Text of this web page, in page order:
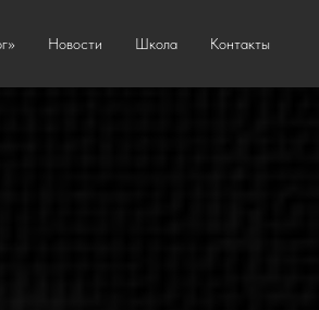
Новости Школа Контакты